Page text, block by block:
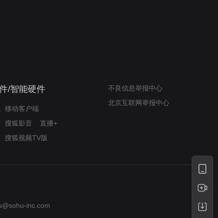
/智能硬件
移动客户端
搜狐影音
直播+
搜狐视频TV版
不良信息举报中心
北京互联网举报中心
inc.com